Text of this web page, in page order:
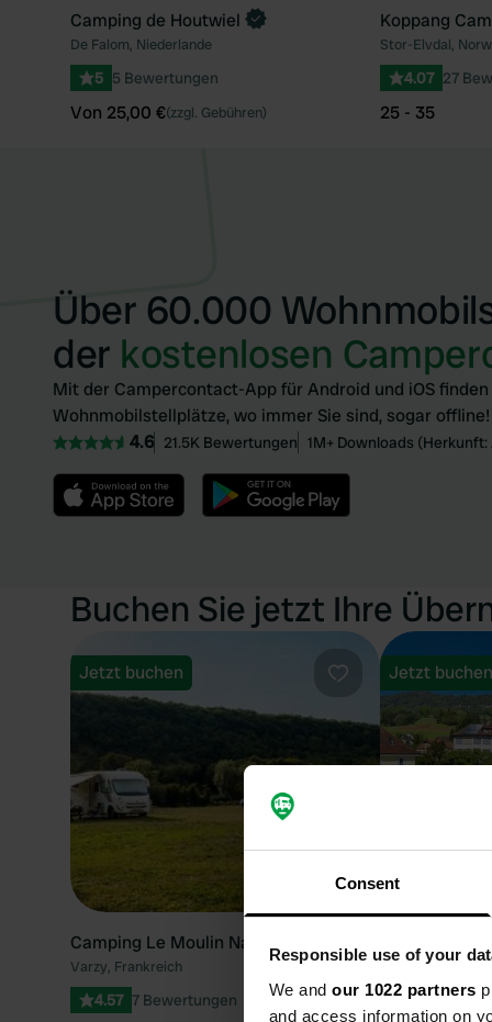
Consent
Responsible use of your
We and our 1022 partners
and access information on
Camping de Houtwiel
De Falom, Niederlande
5 5 Bewertungen
Von 25,00 €(zzgl. Gebühren)
Koppang
Stor-Elvdal,
4.07 27
25 - 35
Über 60.000
der kostenlosen
Mit der Campercontact-App für Android und iOS
Wohnmobilstellplätze, wo immer Sie sind, sogar offline!
4.6 21.5K Bewertungen 1M+ Downloads (Herkunft:
Buchen Sie jetzt Ihre
Favorit
Jetzt buchen
Camping Le Moulin Naudin
Varzy, Frankreich
4.57 7 Bewertungen
Jetzt buchen
Welschenrohr-
4.89 9